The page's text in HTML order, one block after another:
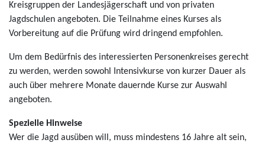
Kreisgruppen der Landesjägerschaft und von privaten
Jagdschulen angeboten. Die Teilnahme eines Kurses als
Vorbereitung auf die Prüfung wird dringend empfohlen.
Um dem Bedürfnis des interessierten Personenkreises gerecht
zu werden, werden sowohl Intensivkurse von kurzer Dauer als
auch über mehrere Monate dauernde Kurse zur Auswahl
angeboten.
Spezielle Hinweise
Wer die Jagd ausüben will, muss mindestens 16 Jahre alt sein,